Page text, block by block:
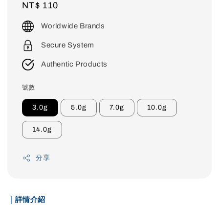
Regular
price
NT$ 110
Worldwide Brands
Secure System
Authentic Products
號數
3.0g 5.0g 7.0g 10.0g
14.0g
分享
｜詳情介紹